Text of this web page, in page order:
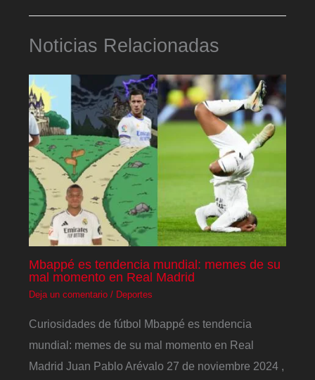
Noticias Relacionadas
Mbappé es tendencia mundial: memes de su
mal momento en Real Madrid
Deja un comentario / Deportes
Curiosidades de fútbol Mbappé es tendencia
mundial: memes de su mal momento en Real
Madrid Juan Pablo Arévalo 27 de noviembre 2024 ,